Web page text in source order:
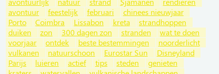
avontuur
feestelijk februari
chinees nieuwjaar
Porto
Coimbra Lissabon kreta
strandhoppen
duiken
zon 300 dagen zon stranden
wat te doen
voorjaar
ontdek beste bestemmingen
noorderlicht
vulkanen
natuurschoon Eurostar Sun
Disneyland
Parijs
luieren actief tips steden
genieten